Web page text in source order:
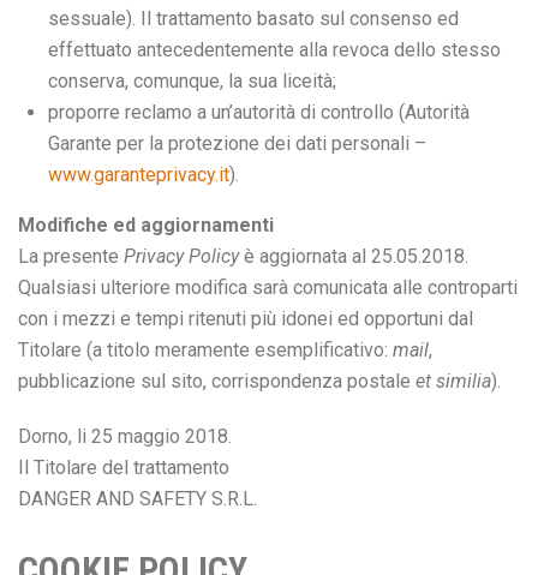
sessuale). Il trattamento basato sul consenso ed
effettuato antecedentemente alla revoca dello stesso
conserva, comunque, la sua liceità;
proporre reclamo a un’autorità di controllo (Autorità
Garante per la protezione dei dati personali –
www.garanteprivacy.it).
Modifiche ed aggiornamenti
La presente Privacy Policyè aggiornata al 25.05.2018.
Qualsiasi ulteriore modifica sarà comunicata alle controparti
con i mezzi e tempi ritenuti più idonei ed opportuni dal
Titolare (a titolo meramente esemplificativo: mail,
pubblicazione sul sito, corrispondenza postale et similia).
Dorno, li 25 maggio 2018.
Il Titolare del trattamento
DANGER AND SAFETY S.R.L.